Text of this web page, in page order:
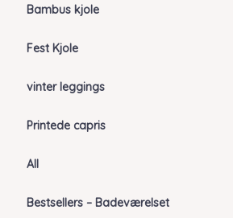
Bambus kjole
Fest Kjole
vinter leggings
Printede capris
All
Bestsellers – Badeværelset